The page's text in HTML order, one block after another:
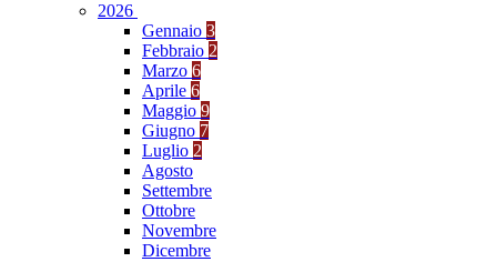
2026
Gennaio 3
Febbraio 2
Marzo 6
Aprile 6
Maggio 9
Giugno 7
Luglio 2
Agosto
Settembre
Ottobre
Novembre
Dicembre